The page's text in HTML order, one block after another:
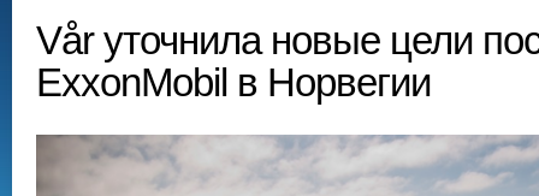
Vår уточнила новые цели
ExxonMobil в Норвегии